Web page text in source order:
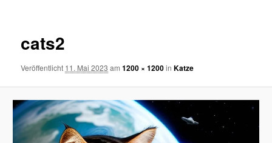
cats2
Veröffentlicht 11. Mai 2023 am1200 × 1200inKatze